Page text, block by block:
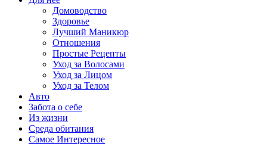
Домоводство
Здоровье
Лучший Маникюр
Отношения
Простые Рецепты
Уход за Волосами
Уход за Лицом
Уход за Телом
Авто
Забота о себе
Из жизни
Среда обитания
Самое Интересное